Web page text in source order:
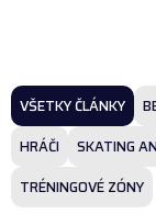
HRÁČI
SKATING
TRÉNINGOVÉ ZÓNY
VŠETKY ČLÁNKY